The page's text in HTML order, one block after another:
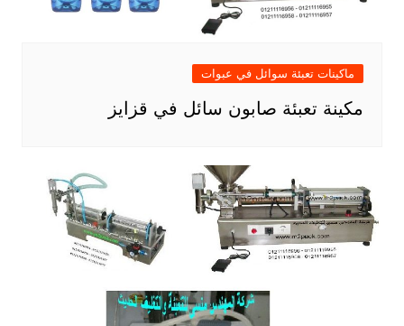
ماكينات تعبئة سوائل في عبوات
مكينة تعبئة صابون سائل في قزايز